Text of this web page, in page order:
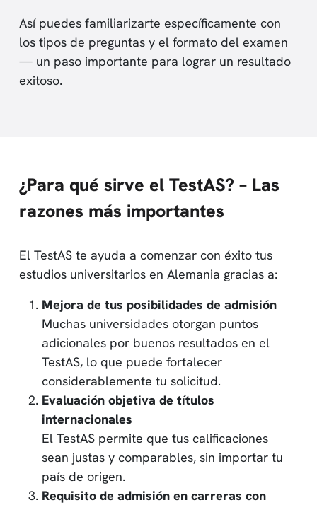
Así puedes familiarizarte específicamente con
los tipos de preguntas y el formato del examen
— un paso importante para lograr un resultado
exitoso.
¿Para qué sirve el TestAS? – Las
razones más importantes
El TestAS te ayuda a comenzar con éxito tus
estudios universitarios en Alemania gracias a:
Mejora de tus posibilidades de admisión
Muchas universidades otorgan puntos
adicionales por buenos resultados en el
TestAS, lo que puede fortalecer
considerablemente tu solicitud.
Evaluación objetiva de títulos
internacionales
El TestAS permite que tus calificaciones
sean justas y comparables, sin importar tu
país de origen.
Requisito de admisión en carreras con